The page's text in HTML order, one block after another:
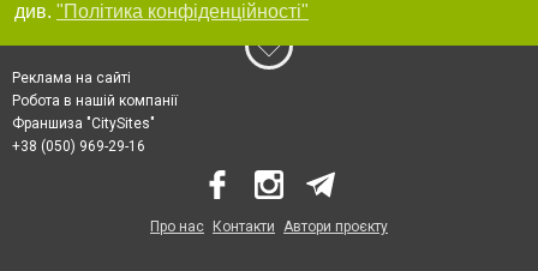
див. "Політика конфіденційності"
Реклама на сайті
Робота в нашій компанії
Франшиза "CitySites"
+38 (050) 969-29-16
Про нас Контакти Автори проєкту